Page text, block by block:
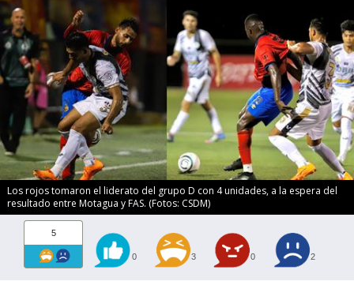
Los rojos tomaron el liderato del grupo D con 4 unidades, a la espera del
resultado entre Motagua y FAS. (Fotos: CSDM)
5
0 3 0 2